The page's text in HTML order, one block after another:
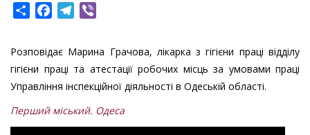
ShareFacebookTelegram
Розповідає Марина Грачова, лікарка з гігієни праці відділу
гігієни праці та атестації робочих місць за умовами праці
Управління інспекційної діяльності в Одеській області.
Перший міський. Одеса